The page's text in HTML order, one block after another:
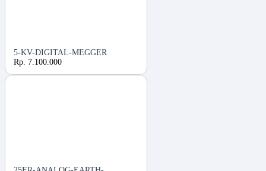
5-KV-DIGITAL-MEGGER
Rp. 7.100.000